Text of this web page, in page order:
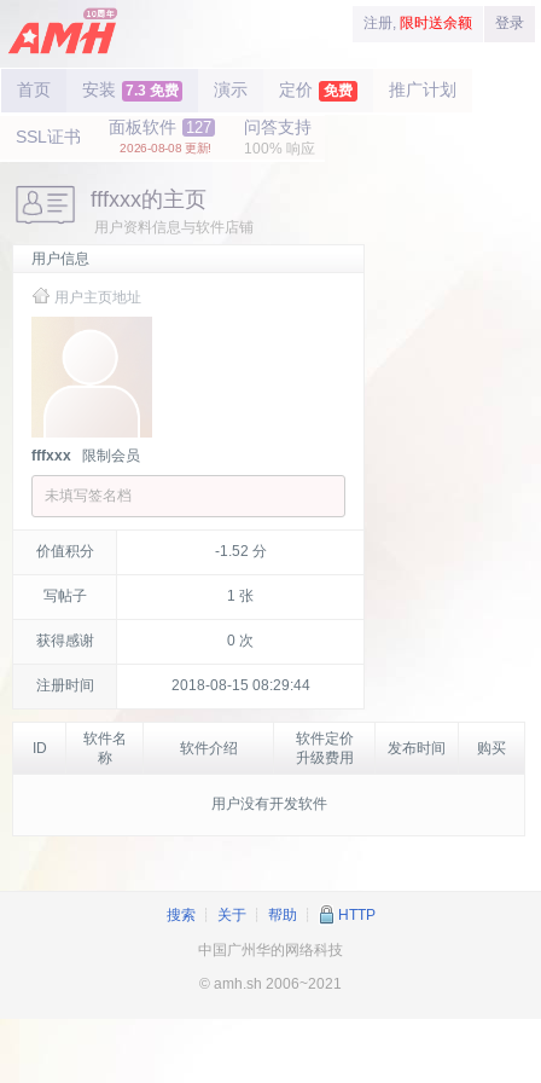
注册, 限时送余额 登录
首页 安装 7.3 免费 演示 定价 免费 推广计划
SSL证书 面板软件 127
2026-08-08 更新!
问答支持
100% 响应
fffxxx的主页
用户资料信息与软件店铺
用户信息
用户主页地址
fffxxx 限制会员
未填写签名档
价值积分 -1.52 分
写帖子 1 张
获得感谢 0 次
注册时间 2018-08-15 08:29:44
ID
软件名
称
软件介绍
软件定价
升级费用
发布时间 购买
用户没有开发软件
搜索┊ 关于┊ 帮助 HTTP
中国广州华的网络科技
© amh.sh 2006~2021